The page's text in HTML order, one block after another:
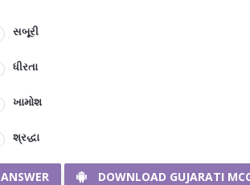
સબૂરી
ધીરતા
ખામોશ
શ્રદ્ધા
ANSWER DOWNLOAD GUJARATI